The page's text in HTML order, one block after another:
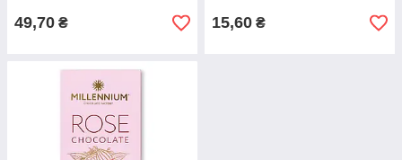
49,70 ₴ 15,60 ₴